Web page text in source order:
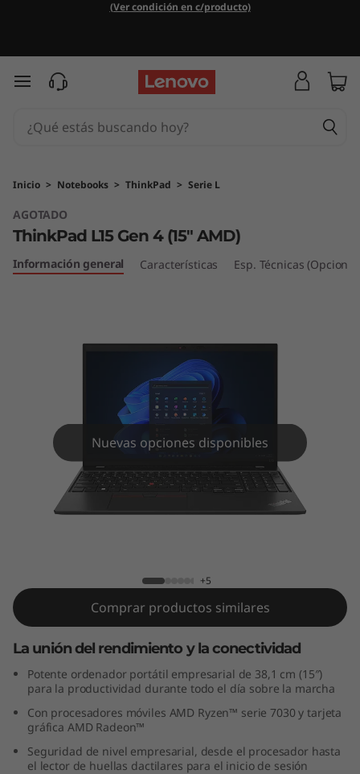
h
P
a
d
5
A
M
D
(Ver condición en c/producto)
Ir al contenido principal
Inicio > Notebooks > ThinkPad > Serie L
AGOTADO
ThinkPad L15 Gen 4 (15" AMD)
Información general Características Esp. Técnicas
Nuevas opciones disponibles
+5
Comprar productos similares
La unión del rendimiento y la conectividad
Potente ordenador portátil empresarial de 38,1 cm (15″)
para la productividad durante todo el día sobre la marcha
Con procesadores móviles AMD Ryzen™ serie 7030 y tarjeta
gráfica AMD Radeon™
Seguridad de nivel empresarial, desde el procesador hasta
el lector de huellas dactilares para el inicio de sesión